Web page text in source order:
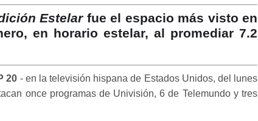
Estelarfue el espacio más visto en
en horario estelar, al promediar 7.2
20 - en la televisión hispana de Estados Unidos, del lunes
once programas de Univisión, 6 de Telemundo y tres